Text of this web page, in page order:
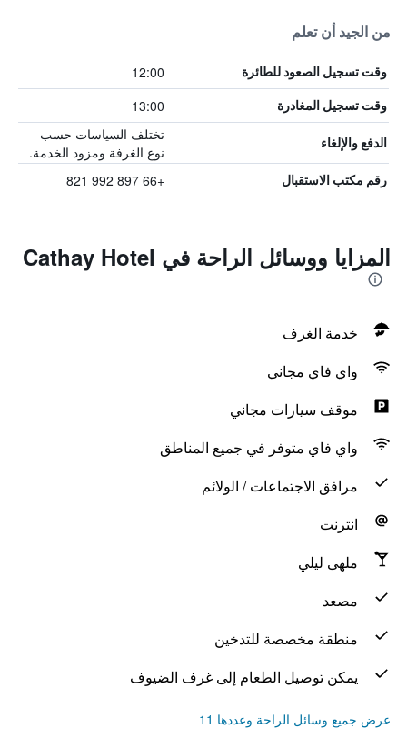
من الجيد أن تعلم
وقت تسجيل الصعود للطائرة 12:00
وقت تسجيل المغادرة 13:00
الدفع والإلغاء
تختلف السياسات حسب
نوع الغرفة ومزود الخدمة.
رقم مكتب الاستقبال +66 897 992 821
المزايا ووسائل الراحة في Cathay Hotel
خدمة الغرف
واي فاي مجاني
موقف سيارات مجاني
واي فاي متوفر في جميع المناطق
مرافق الاجتماعات / الولائم
انترنت
ملهى ليلي
مصعد
منطقة مخصصة للتدخين
يمكن توصيل الطعام إلى غرف الضيوف
عرض جميع وسائل الراحة وعددها 11